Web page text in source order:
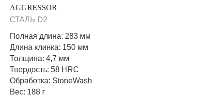
AGGRESSOR
СТАЛЬ D2
Полная длина: 283 мм
Длина клинка: 150 мм
Толщина: 4,7 мм
Твердость: 58 HRC
Обработка: StoneWash
Вес: 188 г